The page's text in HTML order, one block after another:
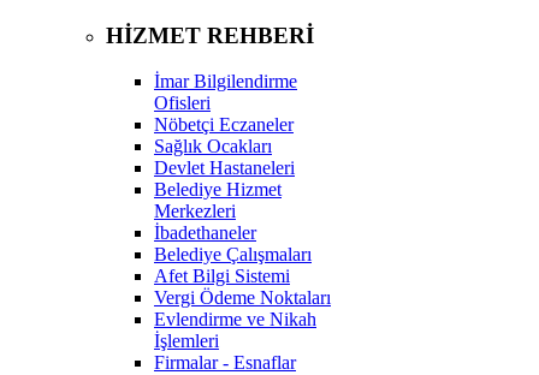
HİZMET REHBERİ
İmar Bilgilendirme
Ofisleri
Nöbetçi Eczaneler
Sağlık Ocakları
Devlet Hastaneleri
Belediye Hizmet
Merkezleri
İbadethaneler
Belediye Çalışmaları
Afet Bilgi Sistemi
Vergi Ödeme Noktaları
Evlendirme ve Nikah
İşlemleri
Firmalar - Esnaflar